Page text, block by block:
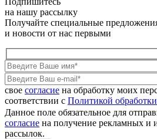
на нашу рассылку
Получайте специальные
и новости от нас первыми
свое согласие на обработку моих
соответствии с Политикой
Данное поле обязательное для
согласие на получение рекламных
рассылок.